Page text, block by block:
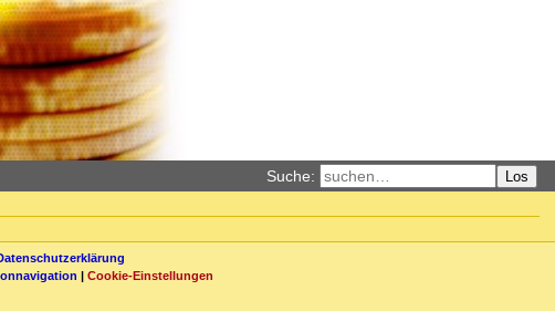
Suche: Los
| Cookie-Einstellungen